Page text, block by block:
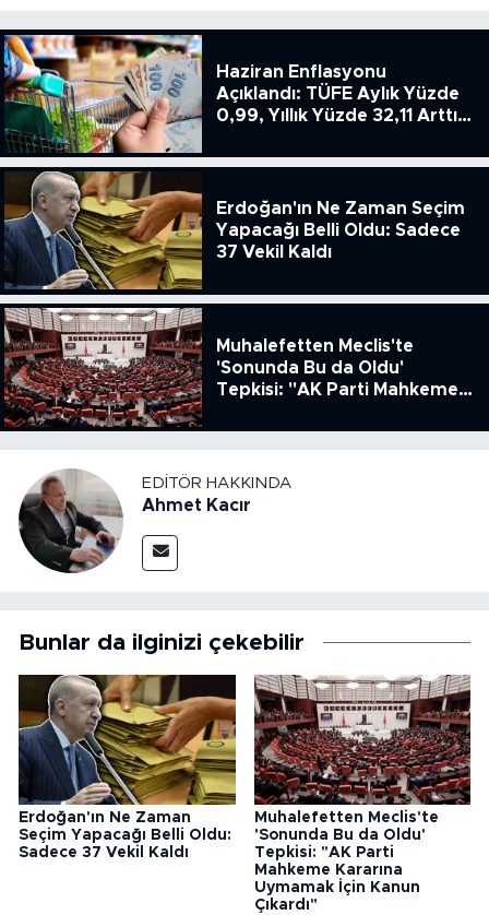
Haziran Enflasyonu
Açıklandı: TÜFE Aylık Yüzde
0,99, Yıllık Yüzde 32,11 Arttı,
51.49
Erdoğan'ın Ne Zaman Seçim
Yapacağı Belli Oldu: Sadece
37 Vekil Kaldı
Muhalefetten Meclis'te
'Sonunda Bu da Oldu'
Tepkisi: "AK Parti Mahkeme
Kanun Çıkardı"
EDITÖR HAKKINDA
Ahmet Kacır
Bunlar da ilginizi çekebilir
Erdoğan'ın Ne Zaman
Seçim Yapacağı Belli Oldu:
Sadece 37 Vekil Kaldı
Muhalefetten Meclis'te
'Sonunda Bu da Oldu'
Tepkisi: "AK Parti
Mahkeme Kararına
Uymamak İçin Kanun
Çıkardı"